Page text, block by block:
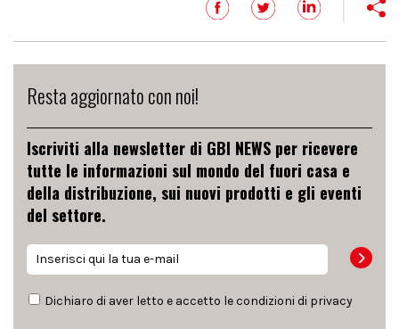
Resta aggiornato con noi!
Iscriviti alla newsletter di GBI NEWS per ricevere
tutte le informazioni sul mondo del fuori casa e
della distribuzione, sui nuovi prodotti e gli eventi
del settore.
Dichiaro di aver letto e accetto le condizioni di privacy